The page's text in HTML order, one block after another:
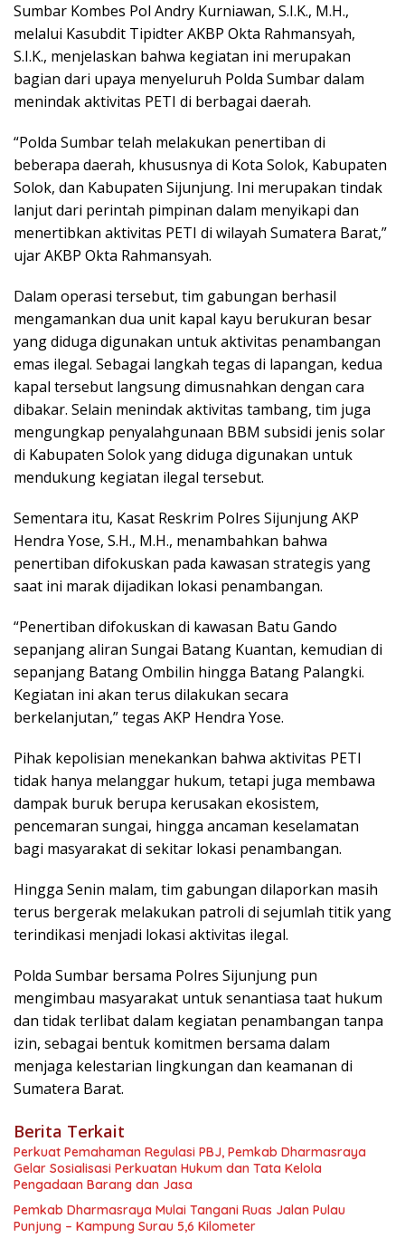
Sumbar Kombes Pol Andry Kurniawan, S.I.K., M.H.,
melalui Kasubdit Tipidter AKBP Okta Rahmansyah,
S.I.K., menjelaskan bahwa kegiatan ini merupakan
bagian dari upaya menyeluruh Polda Sumbar dalam
menindak aktivitas PETI di berbagai daerah.
“Polda Sumbar telah melakukan penertiban di
beberapa daerah, khususnya di Kota Solok, Kabupaten
Solok, dan Kabupaten Sijunjung. Ini merupakan tindak
lanjut dari perintah pimpinan dalam menyikapi dan
menertibkan aktivitas PETI di wilayah Sumatera Barat,”
ujar AKBP Okta Rahmansyah.
Dalam operasi tersebut, tim gabungan berhasil
mengamankan dua unit kapal kayu berukuran besar
yang diduga digunakan untuk aktivitas penambangan
emas ilegal. Sebagai langkah tegas di lapangan, kedua
kapal tersebut langsung dimusnahkan dengan cara
dibakar. Selain menindak aktivitas tambang, tim juga
mengungkap penyalahgunaan BBM subsidi jenis solar
di Kabupaten Solok yang diduga digunakan untuk
mendukung kegiatan ilegal tersebut.
Sementara itu, Kasat Reskrim Polres Sijunjung AKP
Hendra Yose, S.H., M.H., menambahkan bahwa
penertiban difokuskan pada kawasan strategis yang
saat ini marak dijadikan lokasi penambangan.
“Penertiban difokuskan di kawasan Batu Gando
sepanjang aliran Sungai Batang Kuantan, kemudian di
sepanjang Batang Ombilin hingga Batang Palangki.
Kegiatan ini akan terus dilakukan secara
berkelanjutan,” tegas AKP Hendra Yose.
Pihak kepolisian menekankan bahwa aktivitas PETI
tidak hanya melanggar hukum, tetapi juga membawa
dampak buruk berupa kerusakan ekosistem,
pencemaran sungai, hingga ancaman keselamatan
bagi masyarakat di sekitar lokasi penambangan.
Hingga Senin malam, tim gabungan dilaporkan masih
terus bergerak melakukan patroli di sejumlah titik yang
terindikasi menjadi lokasi aktivitas ilegal.
Polda Sumbar bersama Polres Sijunjung pun
mengimbau masyarakat untuk senantiasa taat hukum
dan tidak terlibat dalam kegiatan penambangan tanpa
izin, sebagai bentuk komitmen bersama dalam
menjaga kelestarian lingkungan dan keamanan di
Sumatera Barat.
Berita Terkait
Perkuat Pemahaman Regulasi PBJ, Pemkab Dharmasraya
Gelar Sosialisasi Perkuatan Hukum dan Tata Kelola
Pengadaan Barang dan Jasa
Pemkab Dharmasraya Mulai Tangani Ruas Jalan Pulau
Punjung – Kampung Surau 5,6 Kilometer